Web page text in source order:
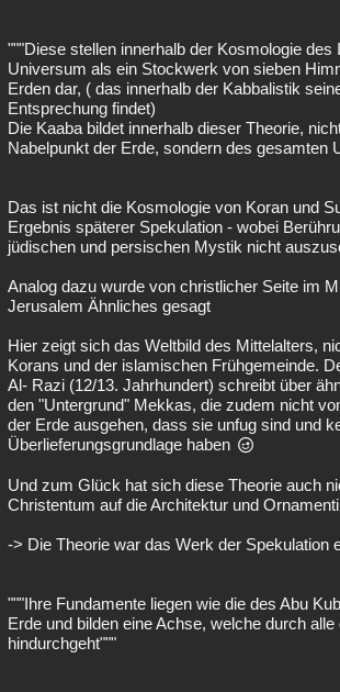
"""Diese stellen innerhalb der Kosmologie des
Universum als ein Stockwerk von sieben
Erden dar, ( das innerhalb der Kabbalistik
Entsprechung findet)
Die Kaaba bildet innerhalb dieser Theorie,
Nabelpunkt der Erde, sondern des gesamten
Das ist nicht die Kosmologie von Koran und
Ergebnis späterer Spekulation - wobei
jüdischen und persischen Mystik nicht
Analog dazu wurde von christlicher Seite im
Jerusalem Ähnliches gesagt
Hier zeigt sich das Weltbild des Mittelalters,
Korans und der islamischen Frühgemeinde.
Al- Razi (12/13. Jahrhundert) schreibt über
den "Untergrund" Mekkas, die zudem nicht
der Erde ausgehen, dass sie unfug sind und
Überlieferungsgrundlage haben
Und zum Glück hat sich diese Theorie auch
Christentum auf die Architektur und
-> Die Theorie war das Werk der Spekulation
"""Ihre Fundamente liegen wie die des Abu
Erde und bilden eine Achse, welche durch alle
hindurchgeht"""